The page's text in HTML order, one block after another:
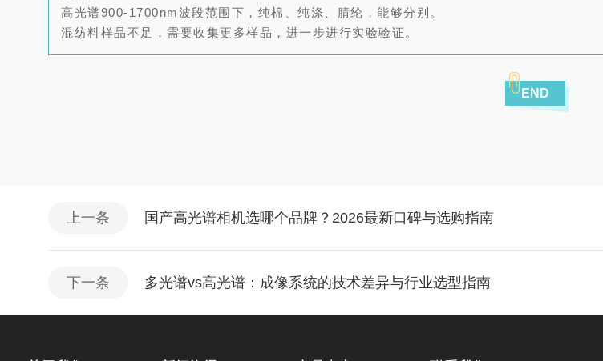
高光谱900-1700nm波段范围下，纯棉、纯涤、腈纶，能够分别。
混纺料样品不足，需要收集更多样品，进一步进行实验验证。
END
上一条 国产高光谱相机选哪个品牌？2026最新口碑与选购指南
下一条 多光谱vs高光谱：成像系统的技术差异与行业选型指南